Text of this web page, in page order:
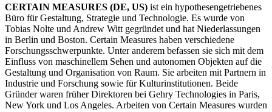
CERTAIN MEASURES (DE, US) ist ein hypothesengetriebenes
Büro für Gestaltung, Strategie und Technologie. Es wurde von
Tobias Nolte und Andrew Witt gegründet und hat Niederlassungen
in Berlin und Boston. Certain Measures haben verschiedene
Forschungsschwerpunkte. Unter anderem befassen sie sich mit dem
Einfluss von maschinellem Sehen und autonomen Objekten auf die
Gestaltung und Organisation von Raum. Sie arbeiten mit Partnern in
Industrie und Forschung sowie für Kulturinstitutionen. Beide
Gründer waren früher Direktoren bei Gehry Technologies in Paris,
New York und Los Angeles. Arbeiten von Certain Measures wurden